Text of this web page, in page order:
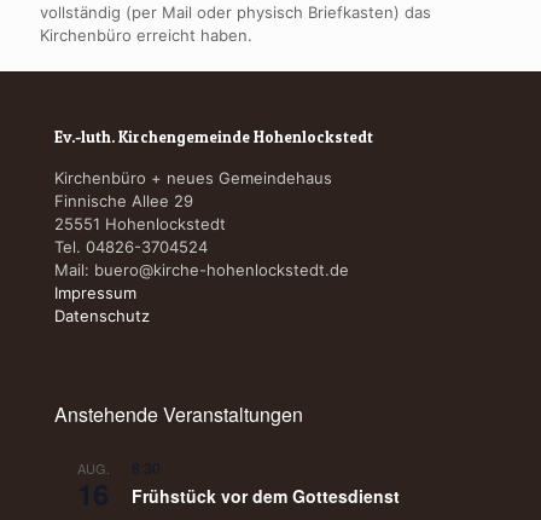
vollständig (per Mail oder physisch Briefkasten) das
Kirchenbüro erreicht haben.
Ev.-luth. Kirchengemeinde Hohenlockstedt
Kirchenbüro + neues Gemeindehaus
Finnische Allee 29
25551 Hohenlockstedt
Tel. 04826-3704524
Mail: buero@kirche-hohenlockstedt.de
Impressum
Datenschutz
Anstehende Veranstaltungen
AUG.
16
8:30
Frühstück vor dem Gottesdienst